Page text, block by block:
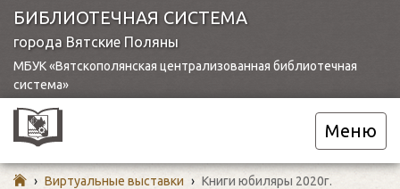
БИБЛИОТЕЧНАЯ СИСТЕМА
города Вятские Поляны
МБУК «Вятскополянская централизованная библиотечная
система»
Меню
› Виртуальные выставки › Книги юбиляры 2020г.